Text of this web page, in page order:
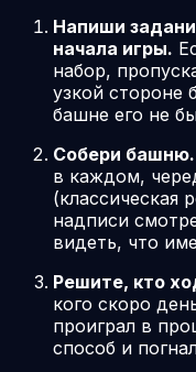
Напиши
начала игры.
набор,
узкой стороне
башне его не
Собери башню.
в каждом,
(классическая
надписи
видеть, что
Решите, кто
кого скоро
проиграл в
способ и